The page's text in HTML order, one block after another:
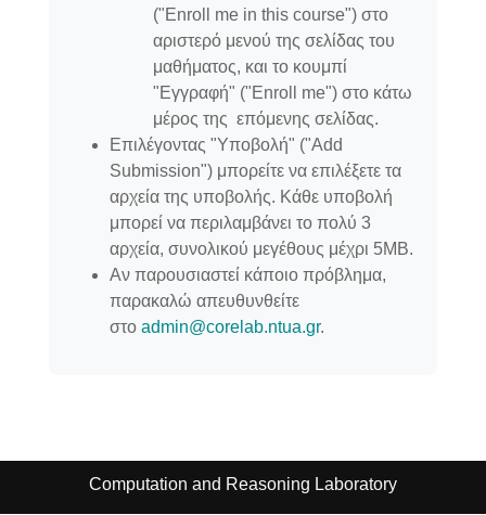
("Enroll me in this course") στο
αριστερό μενού της σελίδας του
μαθήματος, και το κουμπί
"Εγγραφή" ("Enroll me") στο κάτω
μέρος της επόμενης σελίδας.
Επιλέγοντας "Υποβολή" ("Add
Submission") μπορείτε να επιλέξετε τα
αρχεία της υποβολής. Κάθε υποβολή
μπορεί να περιλαμβάνει το πολύ 3
αρχεία, συνολικού μεγέθους μέχρι 5ΜΒ.
Αν παρουσιαστεί κάποιο πρόβλημα,
παρακαλώ απευθυνθείτε
στο admin@corelab.ntua.gr.
Computation and Reasoning Laboratory